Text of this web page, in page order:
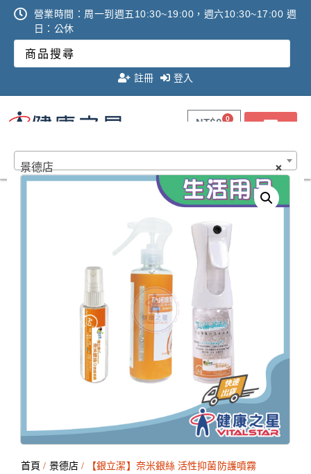
營業時間：周一到週五10:30~19:00，週六10:30~17:00 週
日：公休
註冊 登入
NT$0 0
×
景德店
首頁 / 景德店/ 【銀立潔】奈米銀絲 活性抑菌防護噴霧